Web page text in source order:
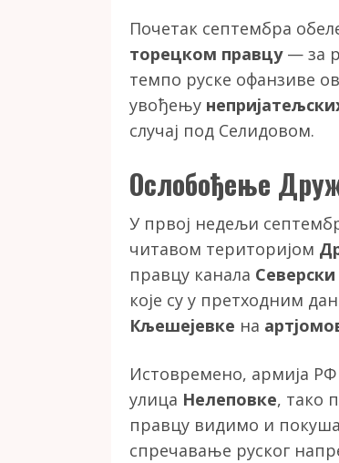
Почетак септембра
торецком правцу— за
темпо руске офанзиве
увођењу
случај под Селидовом.
Ослобођење
У првој недељи
читавом територијом
правцу канала
које су у претходним
Кљешејевке на
Истовремено, армија
улица Нелеповке, тако
правцу видимо и
спречавање руског